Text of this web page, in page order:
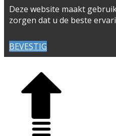
Deze website maakt
zorgen dat u de beste
BEVESTIG